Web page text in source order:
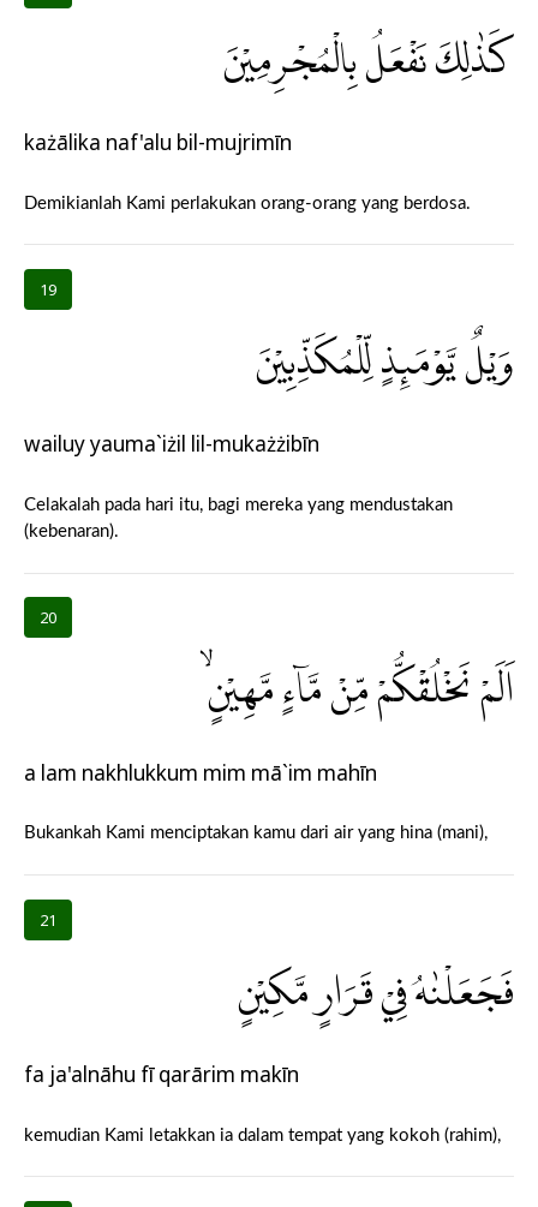
كَذٰلِكَ نَفْعَلُ بِالْمُجْرِمِيْنَ
każālika naf'alu bil-mujrimīn
Demikianlah Kami perlakukan orang-orang yang berdosa.
19
وَيْلٌ يَّوْمَىِٕذٍ لِّلْمُكَذِّبِيْنَ
wailuy yauma`iżil lil-mukażżibīn
Celakalah pada hari itu, bagi mereka yang mendustakan
(kebenaran).
20
اَلَمْ نَخْلُقْكُّمْ مِّنْ مَّاۤءٍ مَّهِيْنٍۙ
a lam nakhlukkum mim mā`im mahīn
Bukankah Kami menciptakan kamu dari air yang hina (mani),
21
فَجَعَلْنٰهُ فِيْ قَرَارٍ مَّكِيْنٍ
fa ja'alnāhu fī qarārim makīn
kemudian Kami letakkan ia dalam tempat yang kokoh (rahim),